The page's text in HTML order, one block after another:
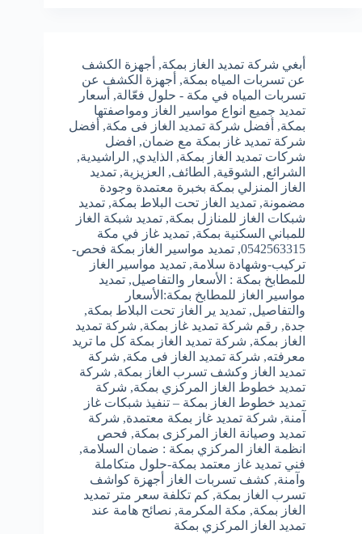
أبغي شركة تمديد الغاز بمكة, أجهزة الكشف
عن تسربات المياه بمكة, أجهزة الكشف عن
تسربات المياه في مكة - حلول فعّالة, أسعار
تمديد جميع انواع مواسير الغاز ومواصفتها
بمكة, أفضل شركة تمديد الغاز فى مكة, أفضل
شركة تمديد غاز بمكة مع ضمان, افضل
شركات تمديد الغاز بمكة, الذايدي, الراشيدية,
الشرائع, الشوقية, الطائف, العزيزية, تمديد
الغاز المنزلي بمكة بخبرة معتمدة وجودة
مضمونة, تمديد الغاز تحت البلاط بمكة, تمديد
شبكات الغاز للمنازل بمكة, تمديد شبكة الغاز
للمباني السكنية بمكة, تمديد غاز في مكة
0542563315
, تمديد مواسير الغاز بمكة فحص-
تركيب-وشهادة سلامة, تمديد مواسير الغاز
للمطابخ بمكة : الأسعار والتفاصيل, تمديد
مواسير الغاز للمطابخ بمكة:الأسعار
والتفاصيل, تمديد ير الغاز تحت البلاط بمكة,
جدة, رقم شركة تمديد غاز بمكة, شركة تمديد
الغاز بمكة, شركة تمديد الغاز بمكة كل ما تريد
معرفته, شركة تمديد الغاز فى مكة, شركة
تمديد الغاز وكشف تسرب الغاز بمكة, شركة
تمديد خطوط الغاز المركزي بمكة, شركة
تمديد خطوط الغاز بمكة – تنفيذ شبكات غاز
آمنة, شركة تمديد غاز بمكة معتمدة, شركة
تمديد وصيانة الغاز المركزى بمكة, فحص
انظمة الغاز المركزي بمكة : ضمان السلامة,
فني تمديد غاز معتمد بمكة-حلول متكاملة
وآمنة, كشف تسربات الغاز أجهزة كواشف
تسرب الغاز بمكة, كم تكلفة سعر متر تمديد
الغاز بمكة, مكة المكرمة, نصائح هامة عند
تمديد الغاز المركزي بمكة